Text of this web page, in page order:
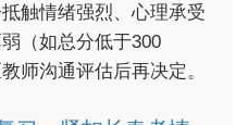
触情绪强烈、心理承受
（如总分低于300
师沟通评估后再决定。